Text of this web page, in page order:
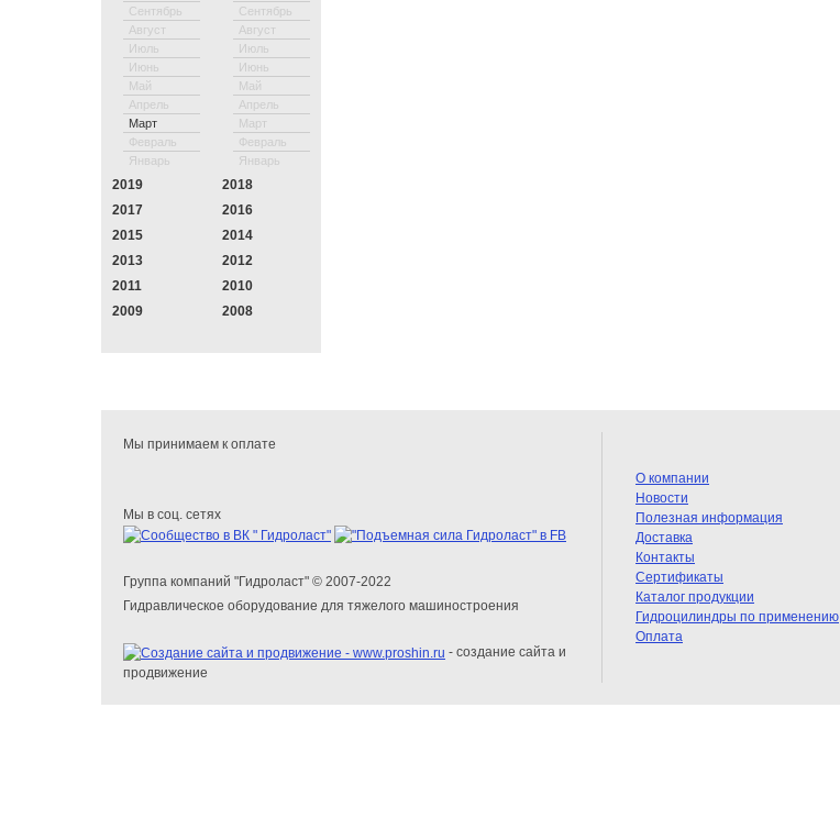
Сентябрь
Август
Июль
Июнь
Май
Апрель
Март
Февраль
Январь
Сентябрь
Август
Июль
Июнь
Май
Апрель
Март
Февраль
Январь
2019
2018
2017
2016
2015
2014
2013
2012
2011
2010
2009
2008
Мы принимаем к оплате
Мы в соц. сетях
Группа компаний "Гидроласт" © 2007-2022
Гидравлическое оборудование для тяжелого машиностроения
- создание сайта и
продвижение
О компании
Новости
Полезная информация
Доставка
Контакты
Сертификаты
Каталог продукции
Гидроцилиндры по применению
Оплата